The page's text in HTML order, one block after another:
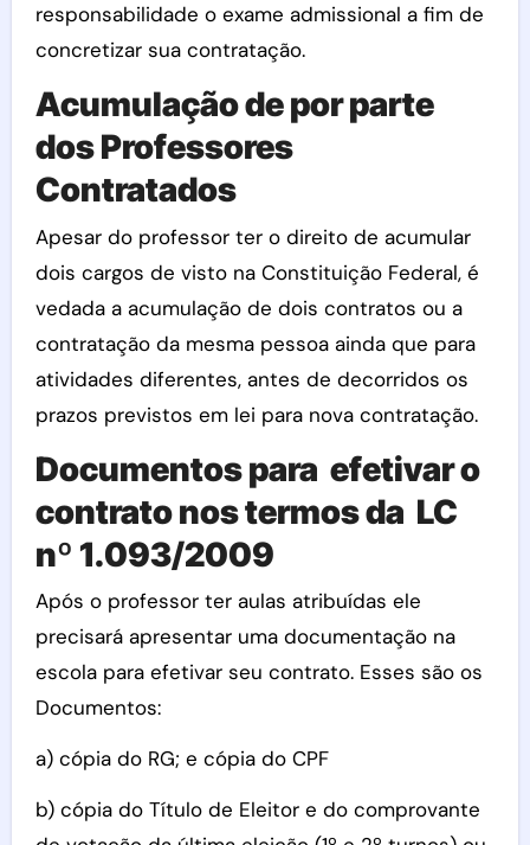
responsabilidade o exame admissional a fim de
concretizar sua contratação.
Acumulação de por parte
dos Professores
Contratados
Apesar do professor ter o direito de acumular
dois cargos de visto na Constituição Federal, é
vedada a acumulação de dois contratos ou a
contratação da mesma pessoa ainda que para
atividades diferentes, antes de decorridos os
prazos previstos em lei para nova contratação.
Documentos para efetivar o
contrato nos termos da LC
nº 1.093/2009
Após o professor ter aulas atribuídas ele
precisará apresentar uma documentação na
escola para efetivar seu contrato. Esses são os
Documentos:
a) cópia do RG; e cópia do CPF
b) cópia do Título de Eleitor e do comprovante